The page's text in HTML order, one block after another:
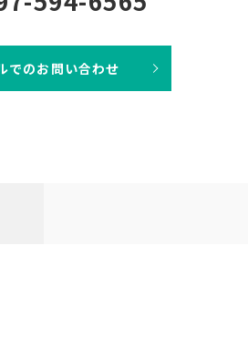
でのお問い合わせ